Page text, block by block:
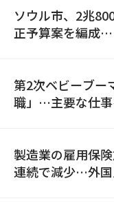
ソウル市、2兆
正予算案を編成
第2次ベビーブー
職」…主要な仕
製造業の雇用保
連続で減少…外